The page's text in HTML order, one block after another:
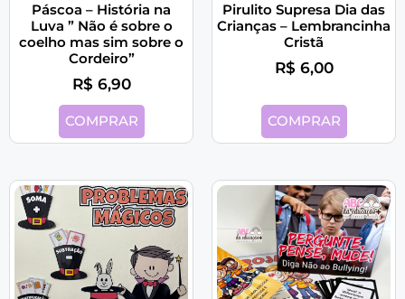
Páscoa – História na
Luva ” Não é sobre o
coelho mas sim sobre o
Cordeiro”
R$ 6,90
COMPRAR
Pirulito Supresa Dia das
Crianças – Lembrancinha
Cristã
R$ 6,00
COMPRAR